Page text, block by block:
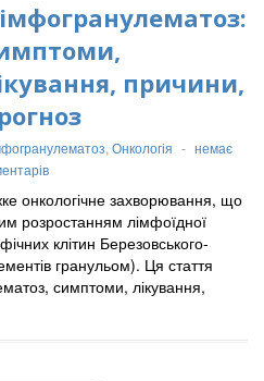
причини,
, Онкологія - немає
онкологічне захворювання, що
розростанням лімфоїдної
клітин Березовського-
гранульом). Ця стаття
симптоми, лікування,